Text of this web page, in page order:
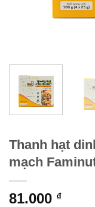
Thanh hạt
mạch
81.000 ₫